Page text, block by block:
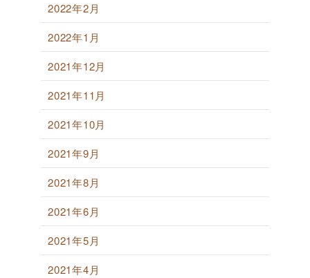
2022年2月
2022年1月
2021年12月
2021年11月
2021年10月
2021年9月
2021年8月
2021年6月
2021年5月
2021年4月